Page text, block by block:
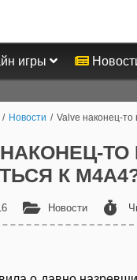
игры
/ Новости / Valve наконец-то
НАКОНЕЦ-
К
Новости